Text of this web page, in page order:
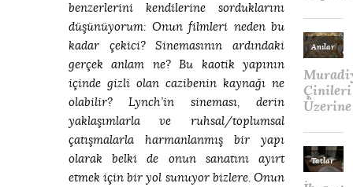
benzerlerini kendilerine sorduklarını
düşünüyorum: Onun filmleri neden bu
kadar çekici? Sinemasının ardındaki
gerçek anlam ne? Bu kaotik yapının
içinde gizli olan cazibenin kaynağı ne
olabilir? Lynch’in sineması, derin
yaklaşımlarla ve ruhsal/toplumsal
çatışmalarla harmanlanmış bir yapı
olarak belki de onun sanatını ayırt
etmek için bir yol sunuyor bizlere. Onun